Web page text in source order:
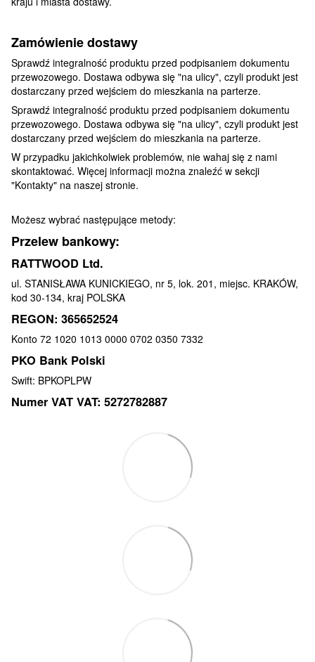
Zamówienie dostawy
Sprawdź integralność produktu przed podpisaniem dokumentu
przewozowego. Dostawa odbywa się "na ulicy", czyli produkt jest
dostarczany przed wejściem do mieszkania na parterze.
Sprawdź integralność produktu przed podpisaniem dokumentu
przewozowego. Dostawa odbywa się "na ulicy", czyli produkt jest
dostarczany przed wejściem do mieszkania na parterze.
W przypadku jakichkolwiek problemów, nie wahaj się z nami
skontaktować. Więcej informacji można znaleźć w sekcji
"Kontakty" na naszej stronie.
Możesz wybrać następujące metody:
Przelew bankowy:
RATTWOOD Ltd.
ul. STANISŁAWA KUNICKIEGO, nr 5, lok. 201, miejsc. KRAKÓW,
kod 30-134, kraj POLSKA
REGON: 365652524
Konto 72 1020 1013 0000 0702 0350 7332
PKO Bank Polski
Swift: BPKOPLPW
Numer VAT VAT: 5272782887